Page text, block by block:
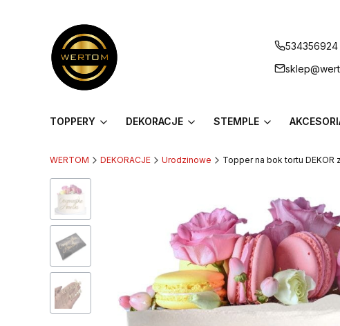
534356924
TOPPERY DEKORACJE STEMPLE
WERTOM DEKORACJE Urodzinowe Topper na bok tortu DEKOR